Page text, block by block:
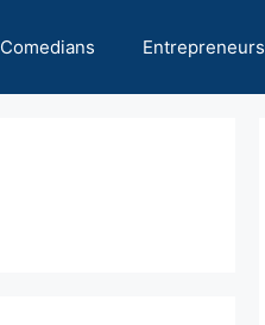
Comedians Entrepreneurs